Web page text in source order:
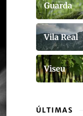
Guarda
Vila Real
Viseu
ÚLTIMAS